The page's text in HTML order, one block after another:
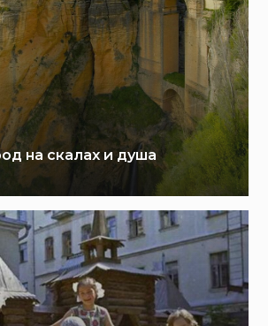
на скалах и душа